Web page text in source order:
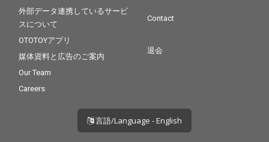
外部データ連携しているサービ
スについて
OTOTOYアプリ
媒体資料と広告のご案内
Our Team
Careers
Contact
退会
言語/Language - English